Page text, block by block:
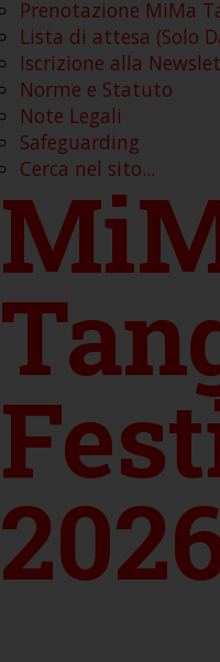
Prenotazione MiMa
Lista di attesa (Solo
Iscrizione alla
Norme e Statuto
Note Legali
Safeguarding
Cerca nel sito...